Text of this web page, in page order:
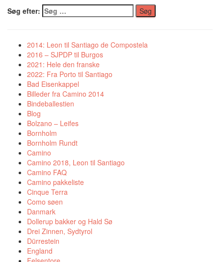
Søg efter:
2014: Leon til Santiago de Compostela
2016 – SJPDP til Burgos
2021: Hele den franske
2022: Fra Porto til Santiago
Bad Eisenkappel
Billeder fra Camino 2014
Bindeballestien
Blog
Bolzano – Leifes
Bornholm
Bornholm Rundt
Camino
Camino 2018, Leon til Santiago
Camino FAQ
Camino pakkeliste
Cinque Terra
Como søen
Danmark
Dollerup bakker og Hald Sø
Drei Zinnen, Sydtyrol
Dürrestein
England